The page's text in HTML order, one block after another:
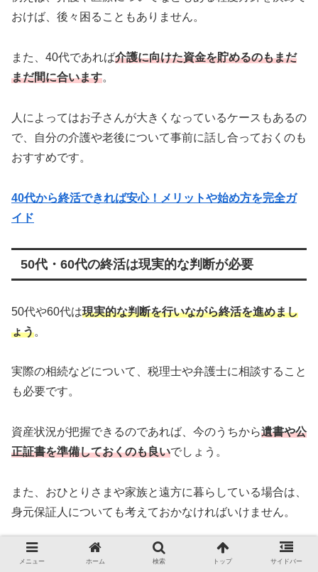
おけば、後々困ることもありません。
また、40代であれば介護に向けた資金を貯めるのもまだ
まだ間に合います。
人によってはお子さんが大きくなっているケースもあるの
で、自分の介護や老後について事前に話し合っておくのも
おすすめです。
40代から終活できれば安心！メリットや始め方を完全ガ
イド
50代・60代の終活は現実的な判断が必要
50代や60代は現実的な判断を行いながら終活を進めまし
ょう。
実際の相続などについて、税理士や弁護士に相談すること
も必要です。
資産状況が把握できるのであれば、今のうちから遺書や公
正証書を準備しておくのも良いでしょう。
また、おひとりさまや家族と遠方に暮らしている場合は、
身元保証人についても考えておかなければいけません。
外部サービスを利用して、入院や介護施設への入所に備え
メニュー ホーム 検索 トップ サイドバー